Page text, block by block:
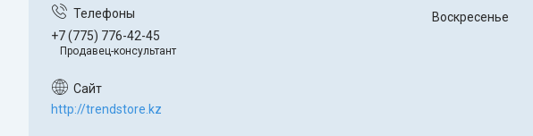
+7 (775) 776-42-45
Продавец-консультант
http://trendstore.kz
Воскресенье